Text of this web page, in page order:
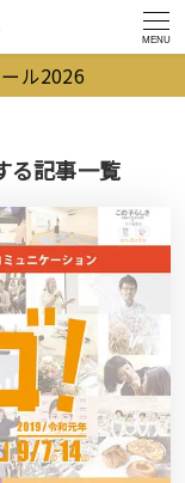
MENU
ル2026
る記事一覧